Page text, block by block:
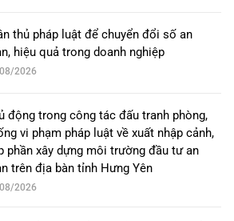
thủ pháp luật để chuyển đổi số an
hiệu quả trong doanh nghiệp
2026
động trong công tác đấu tranh phòng,
vi phạm pháp luật về xuất nhập cảnh,
phần xây dựng môi trường đầu tư an
trên địa bàn tỉnh Hưng Yên
2026